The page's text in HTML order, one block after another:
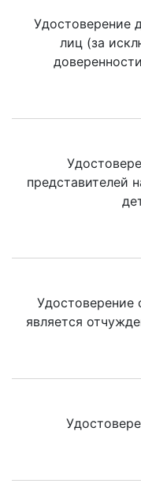
Удостоверение
лиц (за
представителей
Удостоверение
является